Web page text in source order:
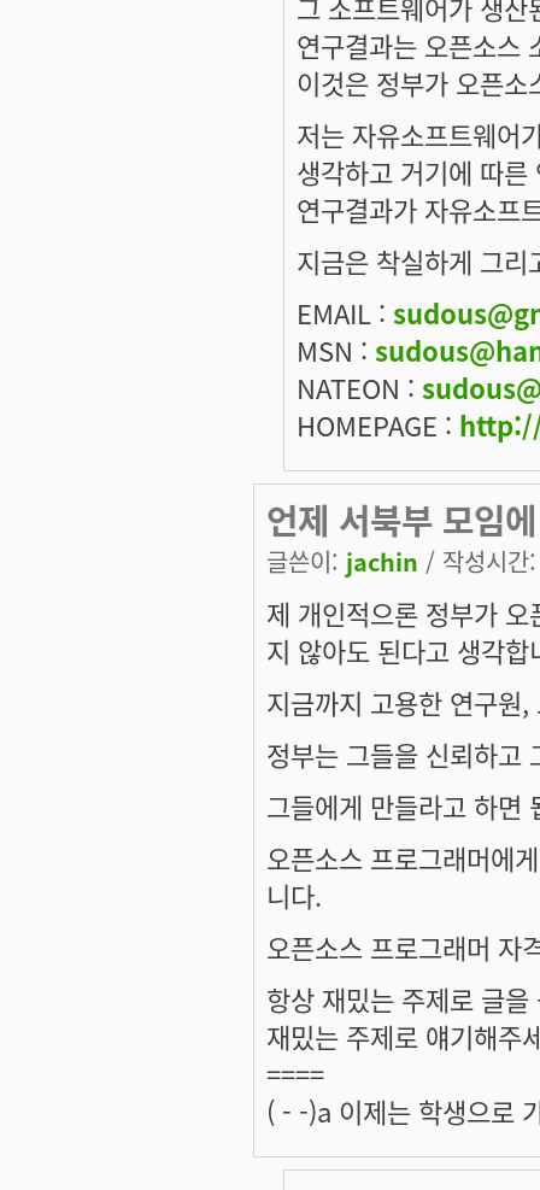
연구결과는 오픈소스
이것은 정부가 오픈
저는 자유소프트웨어
생각하고 거기에 따
연구결과가 자유소프
지금은 착실하게 그
EMAIL :
MSN :
NATEON :
HOMEPAGE :
언제 서북부 모임
글쓴이: jachin / 작성시
제 개인적으론 정부가
지 않아도 된다고 생각합
지금까지 고용한 연구원
정부는 그들을 신뢰하고
그들에게 만들라고 하면
오픈소스 프로그래머에
니다.
오픈소스 프로그래머 자
항상 재밌는 주제로 글
재밌는 주제로 얘기해주
====
( - -)a 이제는 학생으로